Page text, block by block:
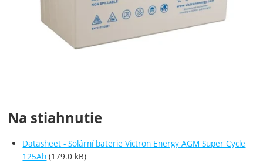
Na stiahnutie
Datasheet - Solární baterie Victron Energy AGM Super Cycle
125Ah (179.0 kB)